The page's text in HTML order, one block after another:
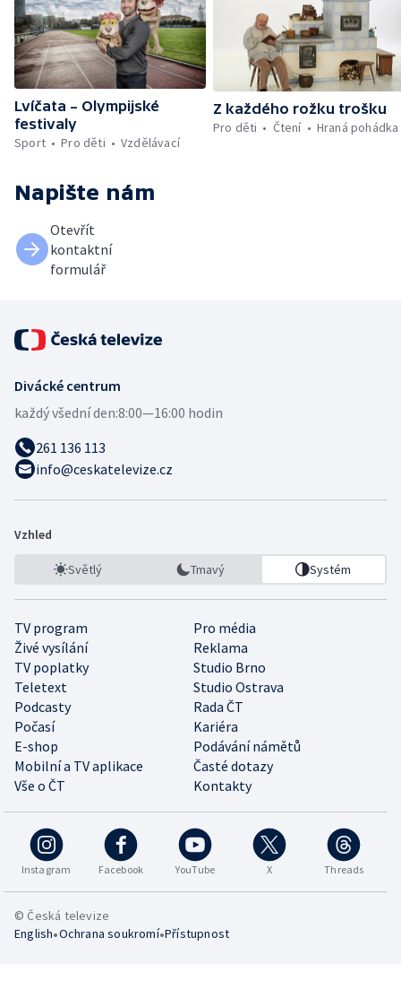
Lvíčata – Olympijské
festivaly
Sport
Pro děti Vzdělávací
Z každého rožku trošku
Pro děti
Čtení Hraná pohádka
Napište nám
Otevřít
kontaktní
formulář
Divácké centrum
každý všední den:8:00—16:00 hodin
261 136 113
info@ceskatelevize.cz
Vzhled
Světlý Tmavý Systém
TV program
Pro média
Živé vysílání
Reklama
TV poplatky
Studio Brno
Teletext
Studio Ostrava
Podcasty
Rada ČT
Počasí
Kariéra
E-shop
Podávání námětů
Mobilní a TV aplikace
Časté dotazy
Vše o ČT
Kontakty
Instagram Facebook YouTube X Threads
© Česká televize
English•Ochrana soukromí•Přístupnost